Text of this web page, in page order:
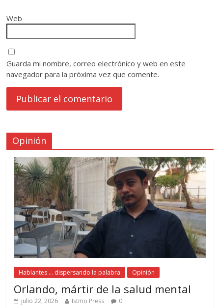
Web
Guarda mi nombre, correo electrónico y web en este
navegador para la próxima vez que comente.
Opinión
Hablantes ... dispersando la palabra Opinión
Orlando, mártir de la salud mental
julio 22, 2026 Istmo Press 0